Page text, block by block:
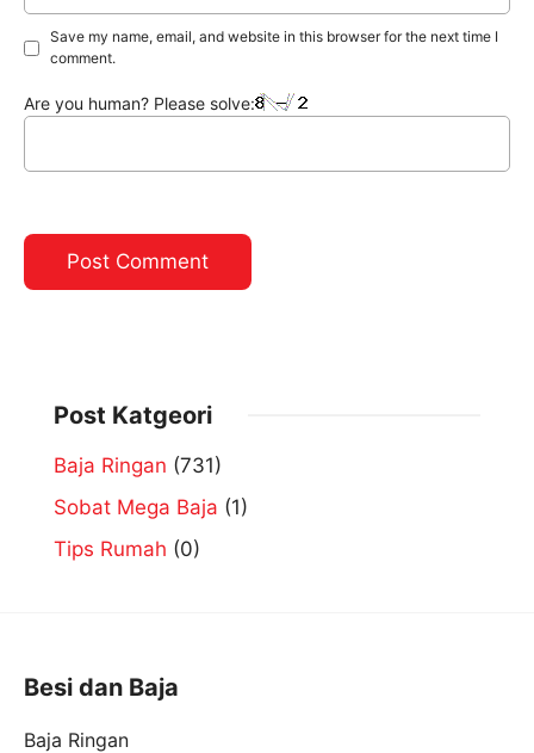
Save my name, email, and website in this browser for the next time I
comment.
Are you human? Please solve:
Post Katgeori
Baja Ringan (731)
Sobat Mega Baja (1)
Tips Rumah (0)
Besi dan Baja
Baja Ringan